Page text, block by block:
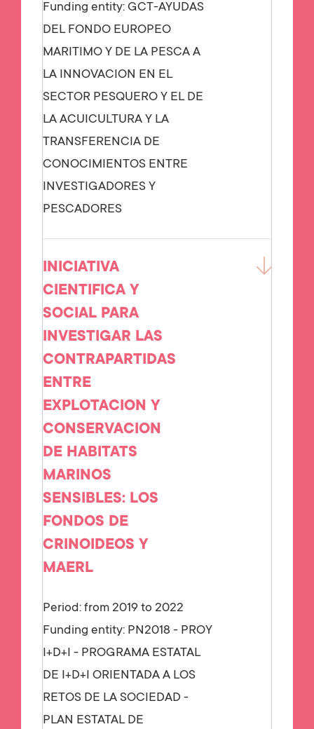
Funding entity: GCT-AYUDAS
DEL FONDO EUROPEO
MARITIMO Y DE LA PESCA A
LA INNOVACION EN EL
SECTOR PESQUERO Y EL DE
LA ACUICULTURA Y LA
TRANSFERENCIA DE
CONOCIMIENTOS ENTRE
INVESTIGADORES Y
PESCADORES
INICIATIVA
CIENTIFICA Y
SOCIAL PARA
INVESTIGAR LAS
CONTRAPARTIDAS
ENTRE
EXPLOTACION Y
CONSERVACION
DE HABITATS
MARINOS
SENSIBLES: LOS
FONDOS DE
CRINOIDEOS Y
MAERL
Period: from 2019 to 2022
Funding entity: PN2018 - PROY
I+D+I - PROGRAMA ESTATAL
DE I+D+I ORIENTADA A LOS
RETOS DE LA SOCIEDAD -
PLAN ESTATAL DE